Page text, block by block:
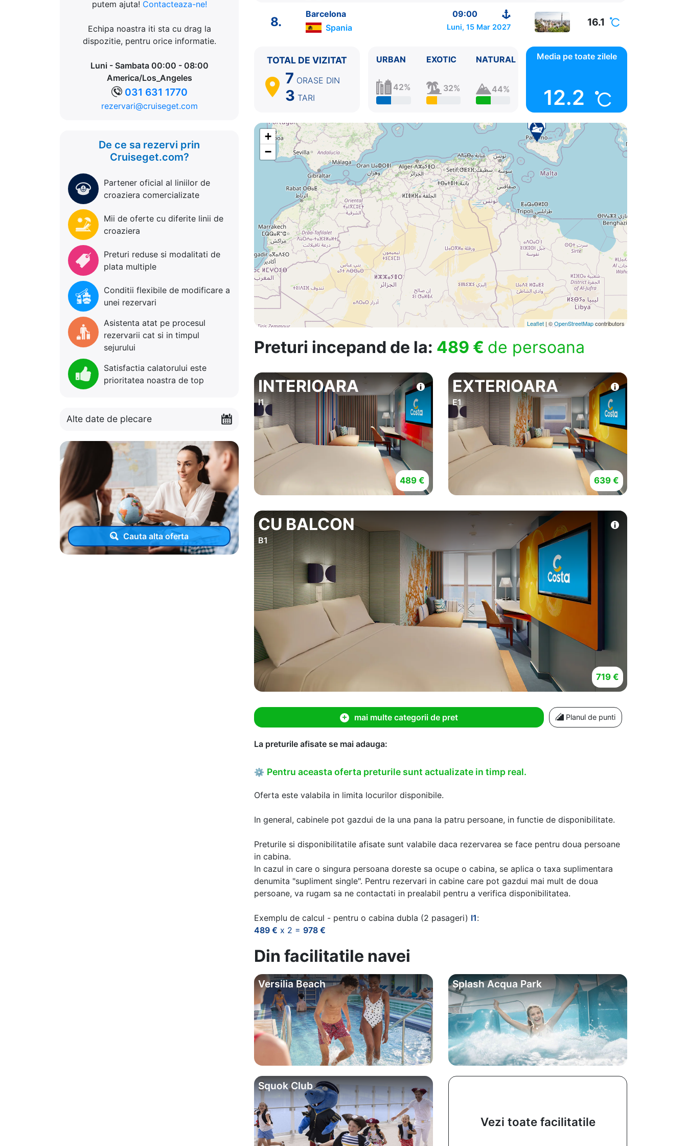
putem ajuta! Contacteaza-ne!
Echipa noastra iti sta cu drag la
dispozitie, pentru orice informatie.
Luni - Sambata 00:00 - 08:00
America/Los_Angeles
031 631 1770
rezervari@cruiseget.com
De ce sa rezervi prin
Cruiseget.com?
Partener oficial al liniilor de
croaziera comercializate
Mii de oferte cu diferite linii de
croaziera
Preturi reduse si modalitati de
plata multiple
Conditii flexibile de modificare a
unei rezervari
Asistenta atat pe procesul
rezervarii cat si in timpul
sejurului
Satisfactia calatorului este
prioritatea noastra de top
Alte date de plecare
Cauta alta oferta
Marsilia Franta 09:00 - 18:00
8. Barcelona Spania 09:00 - ⚓
8.
Barcelona
09:00
Spania
Luni, 15 Mar 2027 16.1
TOTAL DE VIZITAT
7 ORASE DIN
3 TARI
URBAN
42%
EXOTIC
32%
NATURAL
44%
Media pe toate zilele
12.2
+
−
Leaflet | ©OpenStreetMapcontributors
Preturi incepand de la: 489 € de persoana
INTERIOARA
I1
489 €
EXTERIOARA
E1
639 €
CU BALCON
B1
719 €
mai multe categorii de pret Planul de punti
La preturile afisate se mai adauga:
⚙ Pentru aceasta oferta preturile sunt actualizate in timp real.
Oferta este valabila in limita locurilor disponibile.
In general, cabinele pot gazdui de la una pana la patru persoane, in functie de disponibilitate.
Preturile si disponibilitatile afisate sunt valabile daca rezervarea se face pentru doua persoane
in cabina.
In cazul in care o singura persoana doreste sa ocupe o cabina, se aplica o taxa suplimentara
denumita "supliment single". Pentru rezervari in cabine care pot gazdui mai mult de doua
persoane, va rugam sa ne contactati in prealabil pentru a verifica disponibilitatea.
Exemplu de calcul - pentru o cabina dubla (2 pasageri) I1:
489 € x 2 = 978 €
Din facilitatile navei
Versilia Beach Splash Acqua Park
Squok Club
Vezi toate facilitatile